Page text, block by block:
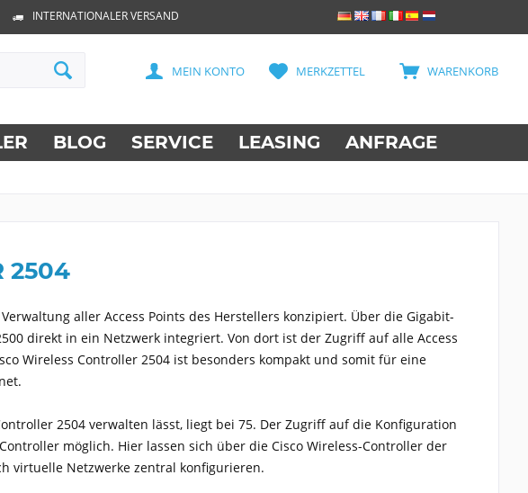
INTERNATIONALER VERSAND
WARENKORB
MERKZETTEL
MEIN KONTO
BLOG SERVICE LEASING ANFRAGE
2504
aller Access Points des Herstellers konzipiert. Über die Gigabit-
direkt in ein Netzwerk integriert. Von dort ist der Zugriff auf alle Access
Wireless Controller 2504 ist besonders kompakt und somit für eine
2504 verwalten lässt, liegt bei 75. Der Zugriff auf die Konfiguration
möglich. Hier lassen sich über die Cisco Wireless-Controller der
virtuelle Netzwerke zentral konfigurieren.